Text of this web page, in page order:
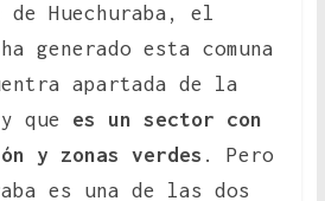
de Huechuraba, el
generado esta comuna
apartada de la
que es un sector con
y zonas verdes . Pero
es una de las dos